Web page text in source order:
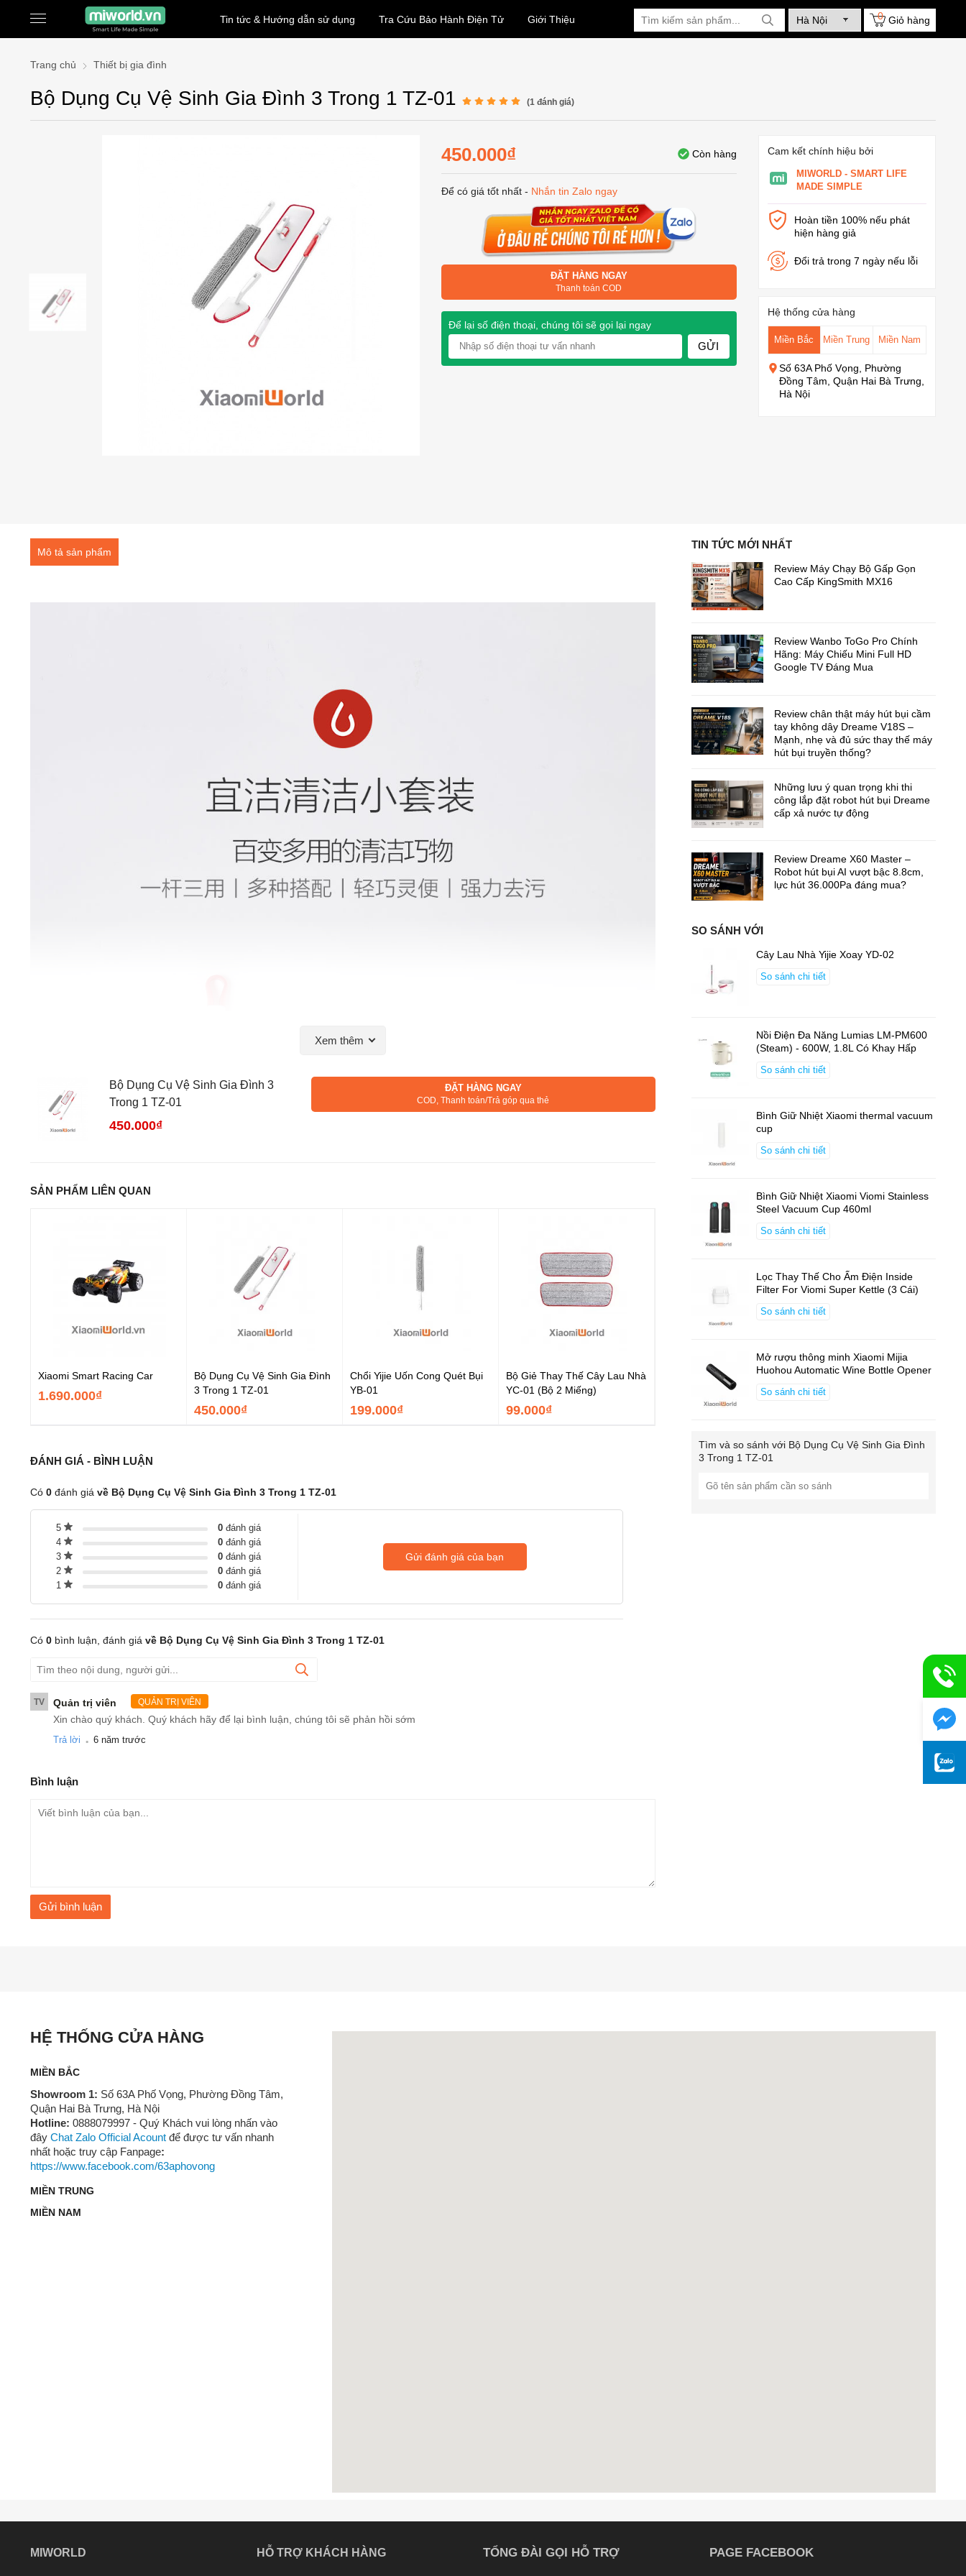
Tin tức & Hướng dẫn sử dụng Tra Cứu Bảo Hành Điện Tử Giới Thiệu Giỏ hàng
0
Trang chủ Thiết bị gia đình
Bộ Dụng Cụ Vệ Sinh Gia Đình 3 Trong 1 TZ-01 (1 đánh giá)
450.000₫ Còn hàng
Để có giá tốt nhất - Nhắn tin Zalo ngay
ĐẶT HÀNG NGAY
Thanh toán COD
Để lại số điện thoại, chúng tôi sẽ gọi lại ngay
GỬI
Cam kết chính hiệu bởi
MIWORLD - SMART LIFE
MADE SIMPLE
Hoàn tiền 100% nếu phát
hiện hàng giả
Đổi trả trong 7 ngày nếu lỗi
Hệ thống cửa hàng
Miền Bắc Miền Trung Miền Nam
Số 63A Phố Vọng, Phường
Đồng Tâm, Quận Hai Bà Trưng,
Hà Nội
Mô tả sản phẩm
Xem thêm
Bộ Dụng Cụ Vệ Sinh Gia Đình 3
Trong 1 TZ-01
450.000₫
ĐẶT HÀNG NGAY
COD, Thanh toán/Trả góp qua thẻ
SẢN PHẨM LIÊN QUAN
Xiaomi Smart Racing Car
1.690.000₫
Bộ Dụng Cụ Vệ Sinh Gia Đình
3 Trong 1 TZ-01
450.000₫
Chổi Yijie Uốn Cong Quét Bụi
YB-01
199.000₫
Bộ Giẻ Thay Thế Cây Lau Nhà
YC-01 (Bộ 2 Miếng)
99.000₫
ĐÁNH GIÁ - BÌNH LUẬN
Có 0 đánh giá về Bộ Dụng Cụ Vệ Sinh Gia Đình 3 Trong 1 TZ-01
5 0đánh giá
4
0đánh giá
3
0đánh giá
2
0đánh giá
1
0đánh giá
Gửi đánh giá của bạn
Có 0 bình luận, đánh giá về Bộ Dụng Cụ Vệ Sinh Gia Đình 3 Trong 1 TZ-01
TV Quản trị viên QUẢN TRỊ VIÊN
Xin chào quý khách. Quý khách hãy để lại bình luận, chúng tôi sẽ phản hồi sớm
Trả lời . 6 năm trước
Bình luận
Gửi bình luận
TIN TỨC MỚI NHẤT
Review Máy Chạy Bộ Gấp Gọn
Cao Cấp KingSmith MX16
Review Wanbo ToGo Pro Chính
Hãng: Máy Chiếu Mini Full HD
Google TV Đáng Mua
Review chân thật máy hút bụi cầm
tay không dây Dreame V18S –
Mạnh, nhẹ và đủ sức thay thế máy
hút bụi truyền thống?
Những lưu ý quan trọng khi thi
công lắp đặt robot hút bụi Dreame
cấp xả nước tự động
Review Dreame X60 Master –
Robot hút bụi AI vượt bậc 8.8cm,
lực hút 36.000Pa đáng mua?
SO SÁNH VỚI
Cây Lau Nhà Yijie Xoay YD-02
So sánh chi tiết
Nồi Điện Đa Năng Lumias LM-PM600
(Steam) - 600W, 1.8L Có Khay Hấp
So sánh chi tiết
Bình Giữ Nhiệt Xiaomi thermal vacuum
cup
So sánh chi tiết
Bình Giữ Nhiệt Xiaomi Viomi Stainless
Steel Vacuum Cup 460ml
So sánh chi tiết
Lọc Thay Thế Cho Ấm Điện Inside
Filter For Viomi Super Kettle (3 Cái)
So sánh chi tiết
Mở rượu thông minh Xiaomi Mijia
Huohou Automatic Wine Bottle Opener
So sánh chi tiết
Tìm và so sánh với Bộ Dụng Cụ Vệ Sinh Gia Đình
3 Trong 1 TZ-01
HỆ THỐNG CỬA HÀNG
MIỀN BẮC
Showroom 1: Số 63A Phố Vọng, Phường Đồng Tâm,
Quận Hai Bà Trưng, Hà Nội
Hotline: 0888079997 - Quý Khách vui lòng nhấn vào
đây Chat Zalo Official Acount để được tư vấn nhanh
nhất hoặc truy cập Fanpage:
https://www.facebook.com/63aphovong
MIỀN TRUNG
MIỀN NAM
MIWORLD HỖ TRỢ KHÁCH HÀNG TỔNG ĐÀI GỌI HỖ TRỢ PAGE FACEBOOK